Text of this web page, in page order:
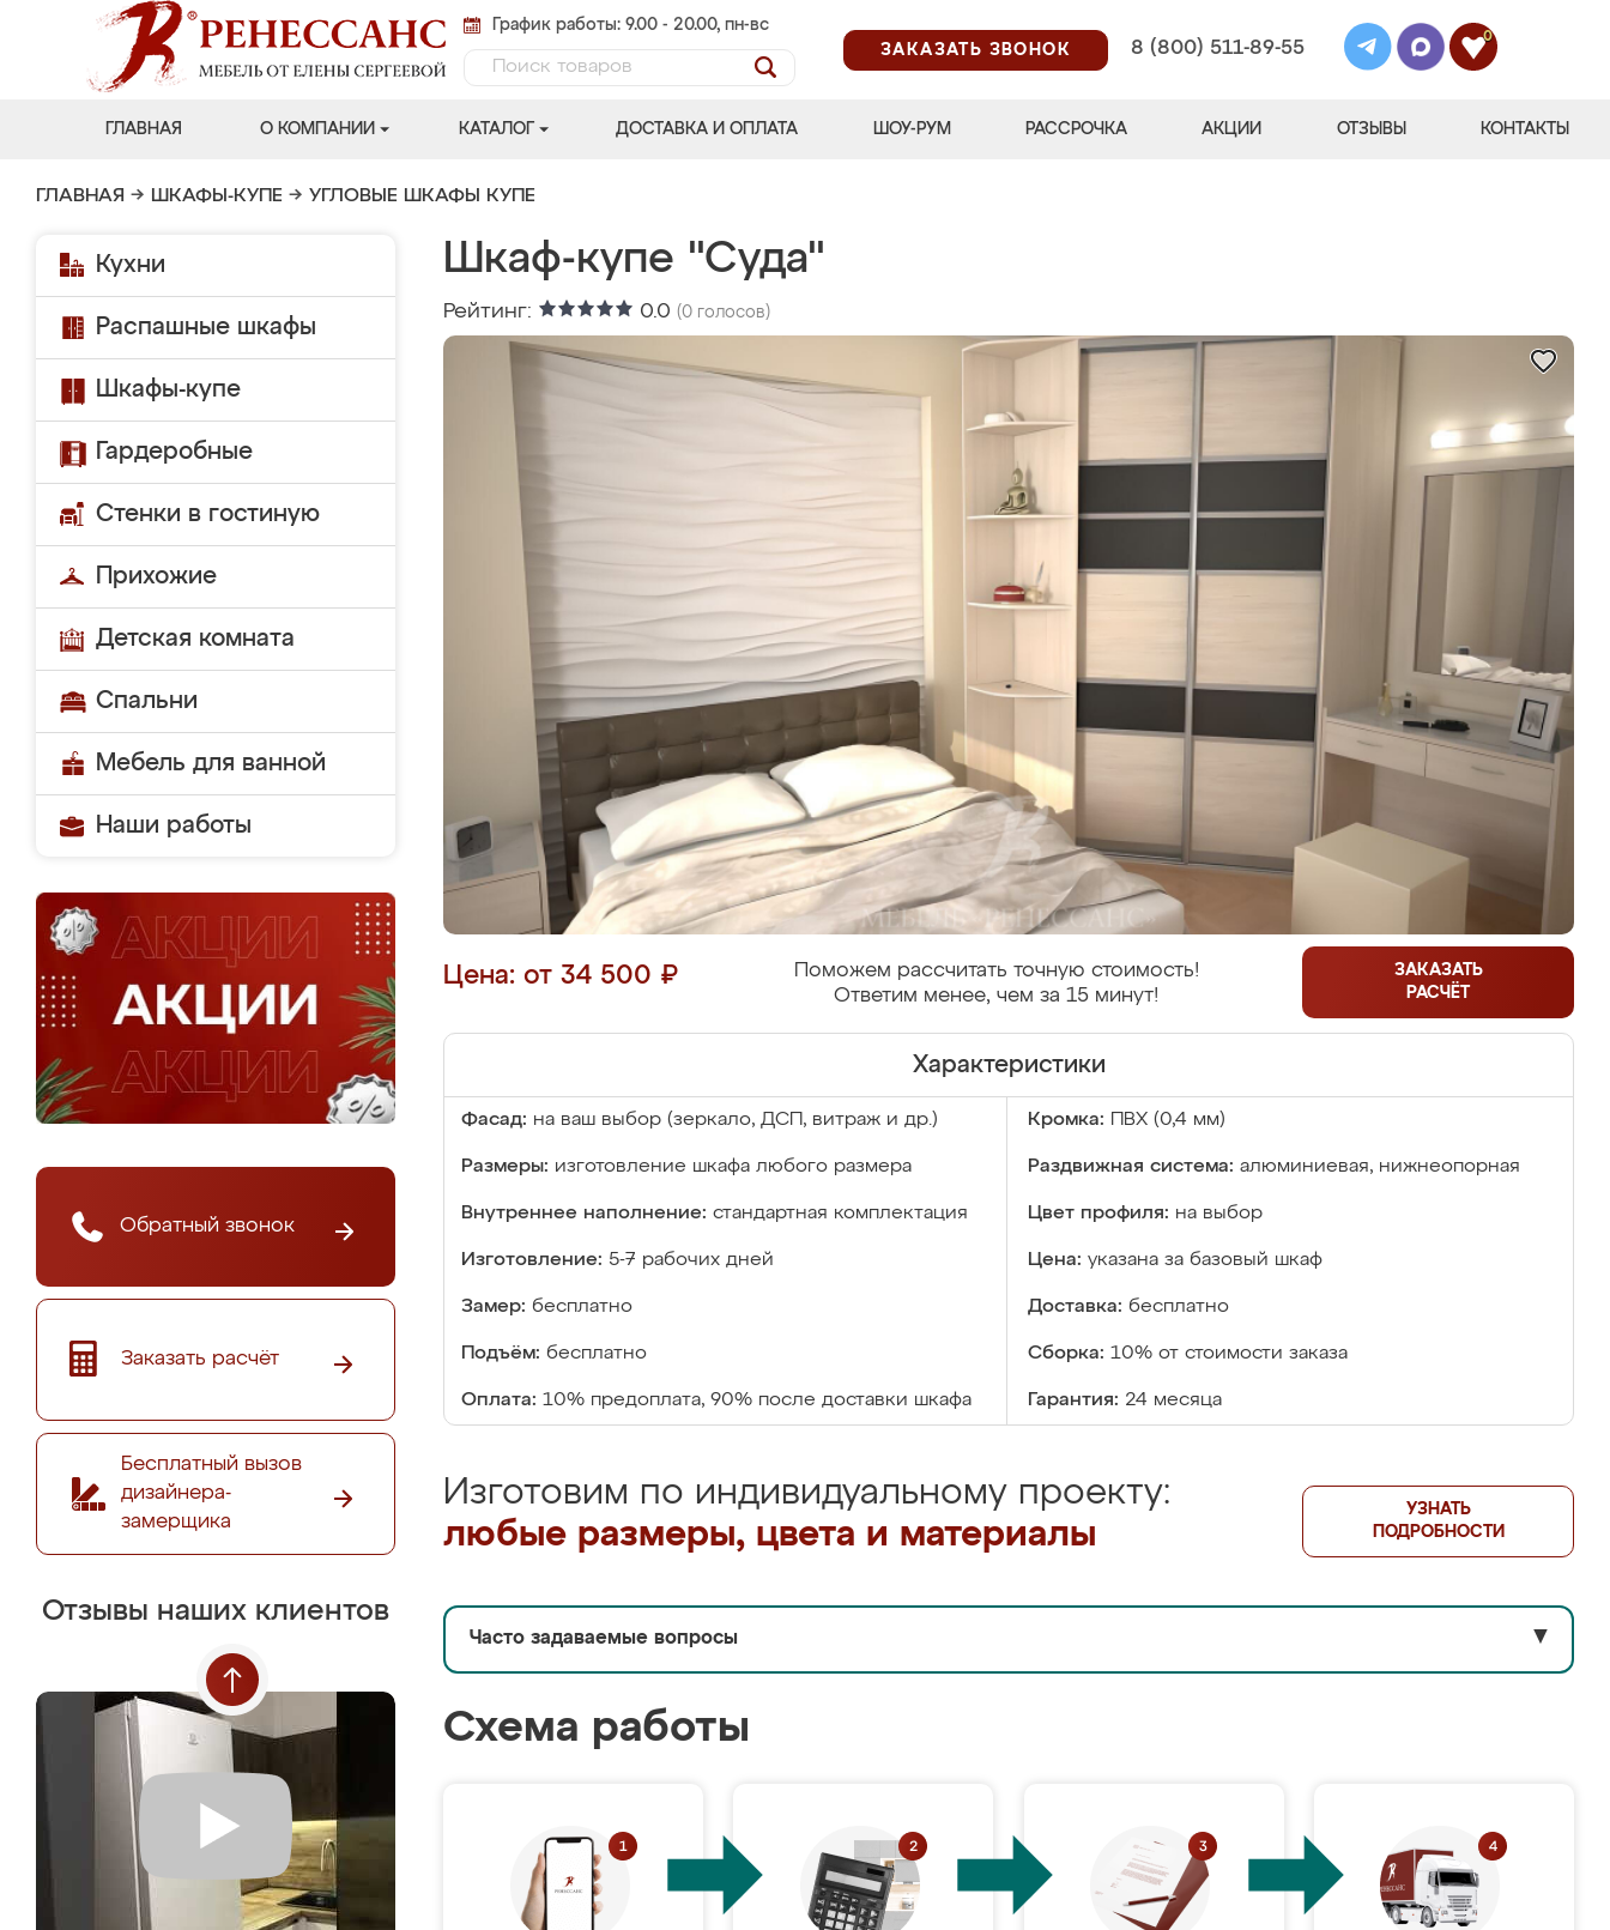
График работы: 9.00 - 20.00, пн-вс
ЗАКАЗАТЬ ЗВОНОК
8 (800) 511-89-55
0
ГЛАВНАЯ О КОМПАНИИ КАТАЛОГ ДОСТАВКА И ОПЛАТА ШОУ-РУМ РАССРОЧКА АКЦИИ ОТЗЫВЫ КОНТАКТЫ
ГЛАВНАЯ → ШКАФЫ-КУПЕ → УГЛОВЫЕ ШКАФЫ КУПЕ
Кухни
Распашные шкафы
Шкафы-купе
Гардеробные
Стенки в гостиную
Прихожие
Детская комната
Спальни
Мебель для ванной
Наши работы
Обратный звонок
Заказать расчёт
Бесплатный вызов
дизайнера-
замерщика
Отзывы наших клиентов
Шкаф-купе "Суда"
Рейтинг: 0.0 (0 голосов)
Цена: от 34 500 ₽
Поможем рассчитать точную стоимость!
Ответим менее, чем за 15 минут!
ЗАКАЗАТЬ
РАСЧЁТ
Характеристики
Фасад: на ваш выбор (зеркало, ДСП, витраж и др.) Кромка: ПВХ (0,4 мм)
Размеры: изготовление шкафа любого размера Раздвижная система: алюминиевая, нижнеопорная
Внутреннее наполнение: стандартная комплектация Цвет профиля: на выбор
Изготовление: 5-7 рабочих дней Цена: указана за базовый шкаф
Замер: бесплатно Доставка: бесплатно
Подъём: бесплатно Сборка: 10% от стоимости заказа
Оплата: 10% предоплата, 90% после доставки шкафа Гарантия: 24 месяца
Изготовим по индивидуальному проекту:
любые размеры, цвета и материалы
УЗНАТЬ
ПОДРОБНОСТИ
Часто задаваемые вопросы ▼
Схема работы